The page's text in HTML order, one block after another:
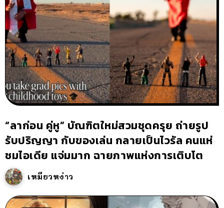
“ลาก่อน คู่หู” บัณฑิตใหม่สวมชุดครุย ถ่ายรูป
รับปริญญา กับของเล่น กลายเป็นไวรัล คนแห่
ชมไอเดีย แจ่มมาก ฉายภาพแห่งการเติบโต
เหมียวหง่าว